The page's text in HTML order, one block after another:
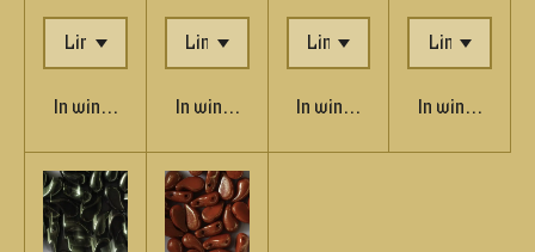
In winkelwagenIn winkelwagenIn winkelwagenIn